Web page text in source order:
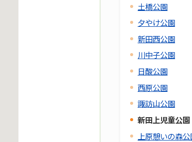
土橋公園
夕やけ公園
新田西公園
川中子公園
日酸公園
西原公園
諏訪山公園
新田上児童公園
上原憩いの森